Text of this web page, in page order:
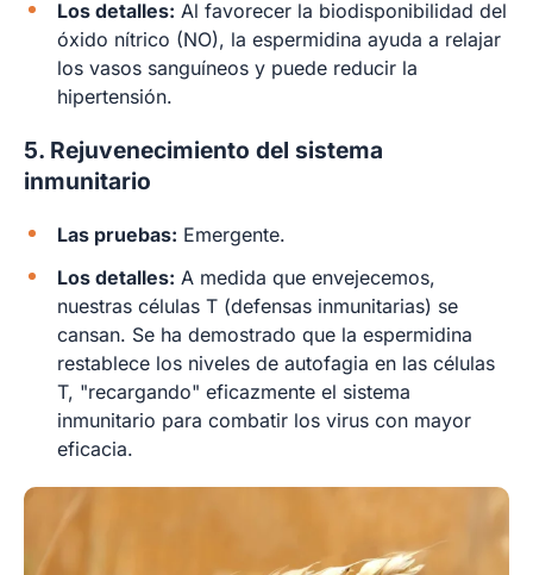
Los detalles: Al favorecer la biodisponibilidad del
óxido nítrico (NO), la espermidina ayuda a relajar
los vasos sanguíneos y puede reducir la
hipertensión.
5. Rejuvenecimiento del sistema
inmunitario
Las pruebas: Emergente.
Los detalles: A medida que envejecemos,
nuestras células T (defensas inmunitarias) se
cansan. Se ha demostrado que la espermidina
restablece los niveles de autofagia en las células
T, "recargando" eficazmente el sistema
inmunitario para combatir los virus con mayor
eficacia.